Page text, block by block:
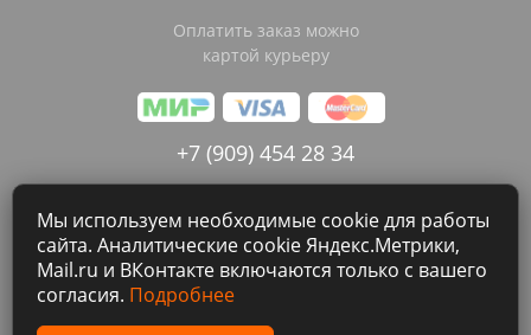
Оплатить заказ можно
картой курьеру
+7 (909) 454 28 34
tokosushibuy@gmail.com
Instagram
ВКонтакте
Мы используем необходимые cookie для работы
сайта. Аналитические cookie Яндекс.Метрики,
Mail.ru и ВКонтакте включаются только с вашего
согласия. Подробнее